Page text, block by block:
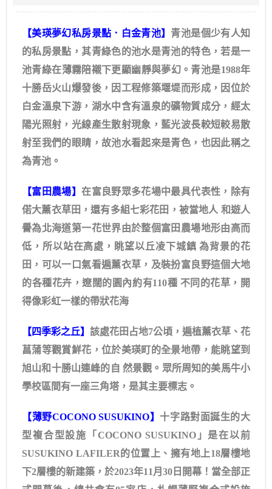
【美瑛夢幻私房景點．白金青池】 青池是個少有人知
的私房景點，其青綠色的池水是青池的特色，若是一
池青綠在薄霧陪襯下更顯幽靜與夢幻。青池是1988年
十勝岳火山爆發後，因工程修築堰堤而形成，因位於
白金溫泉下游，湖水中含有溫泉的礦物質成分，經太
陽光照射，光線產生散射現象，藍光波長較短較易散
射至我們的眼睛，故池水看起來是青色，也因此稱之
為青池。
【富田農場】在富良野眾多花場中最具代表性，除有
偌大薰衣草田，還有多組七彩花田，被當地人 和遊人
譽為北海道第一花世界由於整個富田農場地形由高而
低，所以站在高處，眺望以丘凌下城鎮 為背景的花
田，可以一口氣看遍薰衣草，及裝扮富良野這個大地
的各種花卉，遼闊的園內約有110種 不同的花草，開
得像彩虹一樣的帶狀花海
【四季彩之丘】 該處花田占地7公頃，遍植薰衣草、花
菖蒲等觀賞鮮花，位於美瑛町的全景地帶，能眺望到
旭山和十勝山連峰的自 然景觀。眾所周知的美馬牛小
學校區間有一座三角塔，是其主要標志。
【薄野COCONO SUSUKINO】 十字路對面誕生的大
型複合型設施「COCONO SUSUKINO」是在以前
SUSUKINO LAFILER的位置上、擁有地上18層樓地
下2層樓的新建築，於2023年11月30日開幕！當全部正